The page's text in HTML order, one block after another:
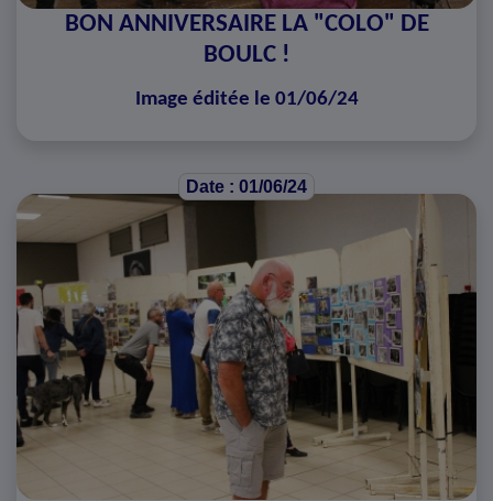
BON ANNIVERSAIRE LA "COLO" DE
BOULC !
Image éditée le 01/06/24
Date : 01/06/24